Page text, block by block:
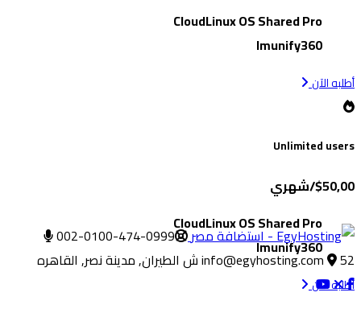
CloudLinux OS Shared Pro
Imunify360
أطلبه الآن
Unlimited users
$50,00/شهري
CloudLinux OS Shared Pro
Imunify360
أطلبه الآن
002-0100-474-0999
info@egyhosting.com
52 ش الطيران, مدينة نصر, القاهره